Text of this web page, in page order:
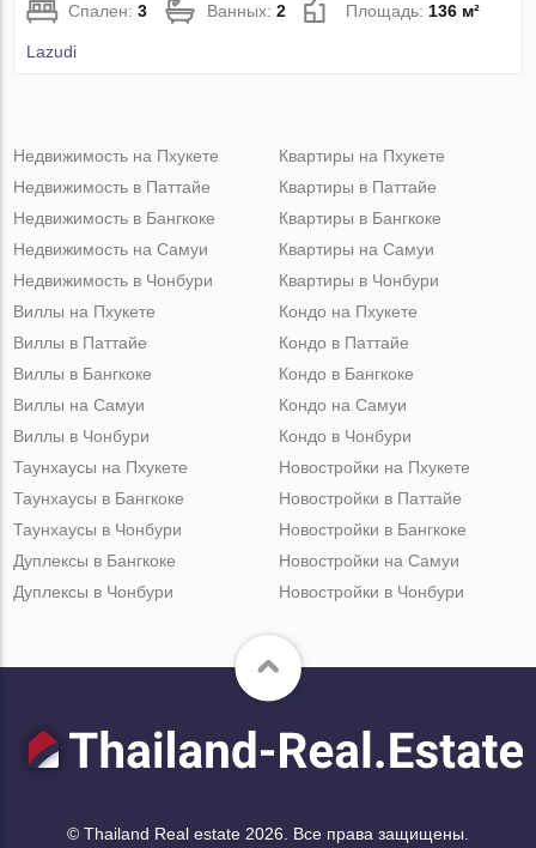
Спален:3 Ванных:2 Площадь:136 м²
Lazudi
Недвижимость на Пхукете
Недвижимость в Паттайе
Недвижимость в Бангкоке
Недвижимость на Самуи
Недвижимость в Чонбури
Квартиры на Пхукете
Квартиры в Паттайе
Квартиры в Бангкоке
Квартиры на Самуи
Квартиры в Чонбури
Виллы на Пхукете
Виллы в Паттайе
Виллы в Бангкоке
Виллы на Самуи
Виллы в Чонбури
Кондо на Пхукете
Кондо в Паттайе
Кондо в Бангкоке
Кондо на Самуи
Кондо в Чонбури
Таунхаусы на Пхукете
Таунхаусы в Бангкоке
Таунхаусы в Чонбури
Дуплексы в Бангкоке
Дуплексы в Чонбури
Новостройки на Пхукете
Новостройки в Паттайе
Новостройки в Бангкоке
Новостройки на Самуи
Новостройки в Чонбури
© Thailand Real estate 2026. Все права защищены.